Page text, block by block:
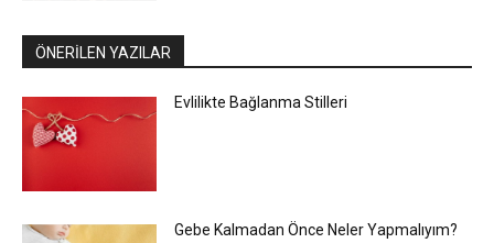
ÖNERİLEN YAZILAR
Evlilikte Bağlanma Stilleri
Gebe Kalmadan Önce Neler Yapmalıyım?